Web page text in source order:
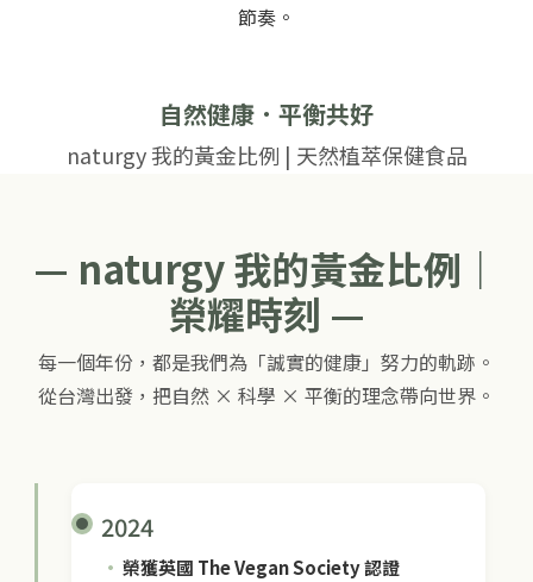
節奏。
自然健康．平衡共好
naturgy 我的黃金比例 | 天然植萃保健食品
— naturgy 我的黃金比例｜
榮耀時刻 —
每一個年份，都是我們為「誠實的健康」努力的軌跡。
從台灣出發，把自然 × 科學 × 平衡的理念帶向世界。
2024
榮獲英國 The Vegan Society 認證